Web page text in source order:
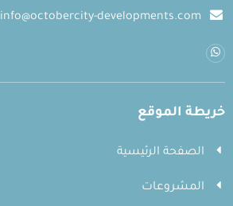
info@octobercity-developments.com
خريطة الموقع
الصفحة الرئيسية
المشروعات